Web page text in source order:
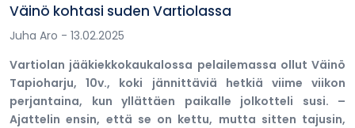
Väinö kohtasi suden Vartiolassa
Juha Aro - 13.02.2025
Vartiolan jääkiekkokaukalossa pelailemassa ollut Väinö
Tapioharju, 10v., koki jännittäviä hetkiä viime viikon
perjantaina, kun yllättäen paikalle jolkotteli susi. –
Ajattelin ensin, että se on kettu, mutta sitten tajusin,